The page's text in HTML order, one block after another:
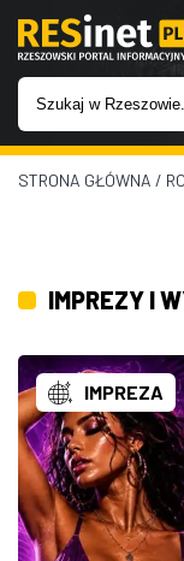
WIADOMOŚCI
IMPREZY
ROZRYWKA
W KINACH
GASTRONOMIA
STRONA GŁÓWNA /
IMPREZY I
IMPREZA